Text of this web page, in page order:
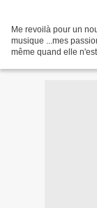
Me revoilà pour un
musique ...mes
même quand elle